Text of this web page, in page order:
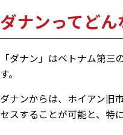
治安
交通手段
ダナンとダナン郊外の
ダナン市内の観光名
ダナンってどん
「ダナン」はベトナム第
す。
ダナンからは、ホイアン旧
セスすることが可能と、特